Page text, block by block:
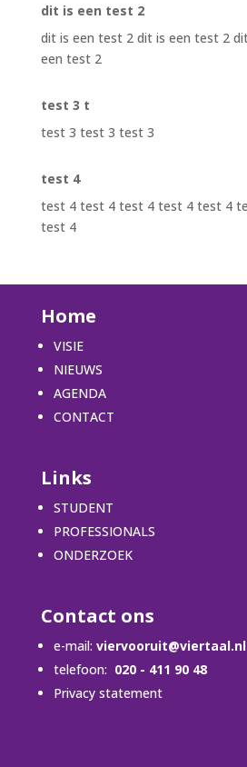
dit is een test 2
dit is een test 2 dit is een test 2
een test 2
test 3 t
test 3 test 3 test 3
test 4
test 4 test 4 test 4 test 4 test 4
test 4
Home
VISIE
NIEUWS
AGENDA
CONTACT
Links
STUDENT
PROFESSIONALS
ONDERZOEK
Contact ons
e-mail: viervooruit@viertaal.nl
telefoon: 020 - 411 90 48
Privacy statement